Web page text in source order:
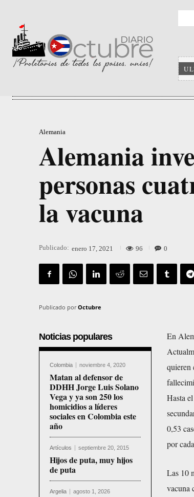
Alemania
Alemania
personas
la vacuna
Publicado: enero 17, 2021 96 0
Publicado por Octubre
Noticias populares
Colombia noviembre 4, 2020
Matan al defensor de
DDHH Jorge Luis Solano
Vega y ya son 250 los
homicidios a líderes
sociales en Colombia este
año
Artículos septiembre 20, 2015
Hijos de puta, muy hijos
de puta
Argelia agosto 1, 2026
En
quieren
Hasta
0,53
por
Las 10
vacuna